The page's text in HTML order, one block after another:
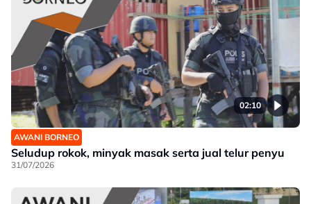
02:10
AWANI BORNEO
Seludup rokok, minyak masak serta jual telur penyu
31/07/2026